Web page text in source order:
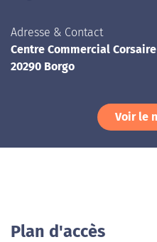
Adresse & Contact
Centre Commercial Corsaire
20290 Borgo
Voir le
Plan d'accès